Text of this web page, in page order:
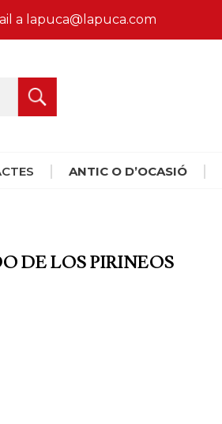
a lapuca@lapuca.com
ANTIC O D’OCASIÓ
DE LOS PIRINEOS